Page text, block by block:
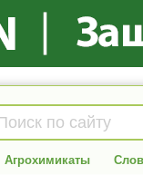
Агрохимикаты